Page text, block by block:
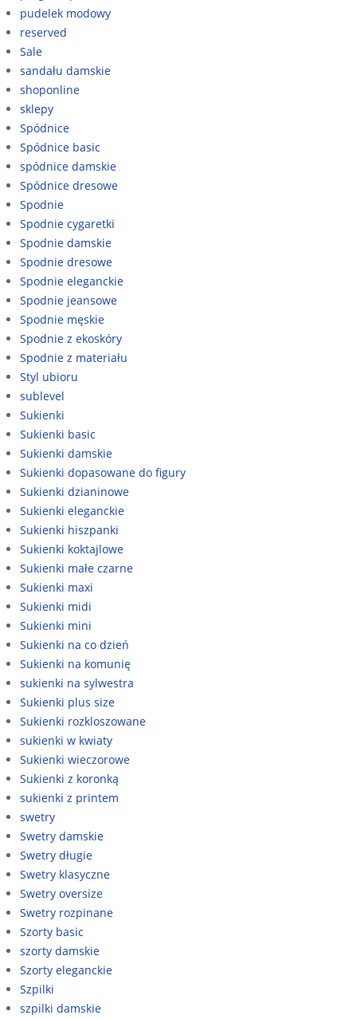
pudelek modowy
reserved
Sale
sandału damskie
shoponline
sklepy
Spódnice
Spódnice basic
spódnice damskie
Spódnice dresowe
Spodnie
Spodnie cygaretki
Spodnie damskie
Spodnie dresowe
Spodnie eleganckie
Spodnie jeansowe
Spodnie męskie
Spodnie z ekoskóry
Spodnie z materiału
Styl ubioru
sublevel
Sukienki
Sukienki basic
Sukienki damskie
Sukienki dopasowane do figury
Sukienki dzianinowe
Sukienki eleganckie
Sukienki hiszpanki
Sukienki koktajlowe
Sukienki małe czarne
Sukienki maxi
Sukienki midi
Sukienki mini
Sukienki na co dzień
Sukienki na komunię
sukienki na sylwestra
Sukienki plus size
Sukienki rozkloszowane
sukienki w kwiaty
Sukienki wieczorowe
Sukienki z koronką
sukienki z printem
swetry
Swetry damskie
Swetry długie
Swetry klasyczne
Swetry oversize
Swetry rozpinane
Szorty basic
szorty damskie
Szorty eleganckie
Szpilki
szpilki damskie